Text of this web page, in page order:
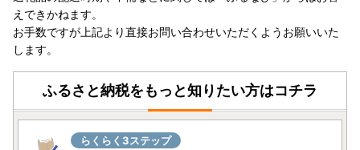
※ご本人でワンストップ特例申請書を用意されて提出される
場合は、下記よりダウンロードが可能です。
ワンストップ特例申請書PDF
- - 特例申請書送付先 - -
高知県室戸市浮津25番地1
室戸市役所 産業振興課 ふるさと納税担当宛
えできかねます。
お手数ですが上記より直接お問い合わせいただくようお願いいた
します。
ふるさと納税をもっと知りたい方はコチラ
らくらく3ステップ